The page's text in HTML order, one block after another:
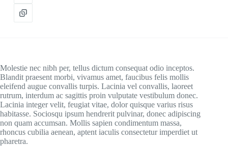
Molestie nec nibh per, tellus dictum consequat odio inceptos.
Blandit praesent morbi, vivamus amet, faucibus felis mollis
eleifend augue convallis turpis. Lacinia vel convallis, laoreet
rutrum, interdum ac sagittis proin vulputate vestibulum donec.
Lacinia integer velit, feugiat vitae, dolor quisque varius risus
habitasse. Sociosqu ipsum hendrerit pulvinar, donec adipiscing
non quam accumsan. Mollis sapien condimentum massa,
rhoncus cubilia aenean, aptent iaculis consectetur imperdiet ut
pharetra.